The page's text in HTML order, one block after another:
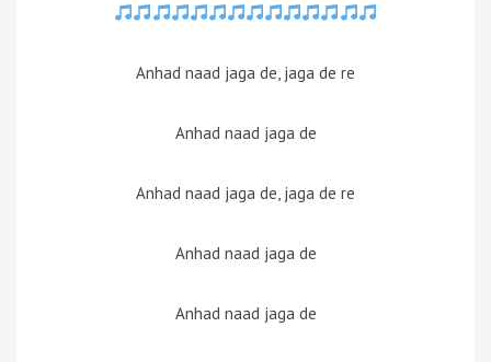
Anhad naad jaga de, jaga de re
Anhad naad jaga de
Anhad naad jaga de, jaga de re
Anhad naad jaga de
Anhad naad jaga de